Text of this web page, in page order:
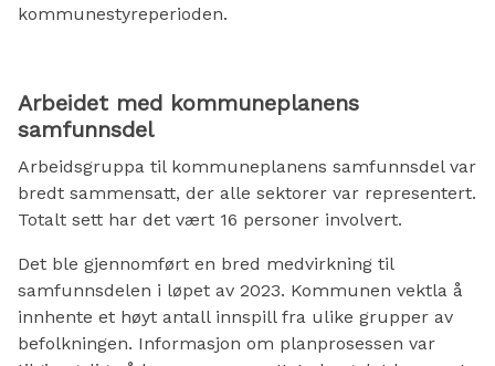
kommunestyreperioden.
Arbeidet med kommuneplanens
samfunnsdel
Arbeidsgruppa til kommuneplanens samfunnsdel var
bredt sammensatt, der alle sektorer var representert.
Totalt sett har det vært 16 personer involvert.
Det ble gjennomført en bred medvirkning til
samfunnsdelen i løpet av 2023. Kommunen vektla å
innhente et høyt antall innspill fra ulike grupper av
befolkningen. Informasjon om planprosessen var